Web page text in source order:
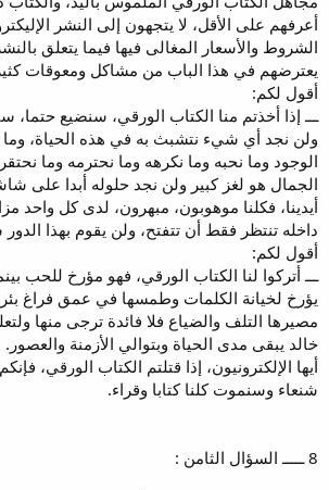
أعرفهم على الأقل، لا يتجهون إلى النشر
الشروط والأسعار المغالى فيها فيما يتعلق
يعترضهم في هذا الباب من مشاكل ومعوقات
أقول لكم:
ـــ إذا أخذتم منا الكتاب الورقي، سنضيع
ولن نجد أي شيء نتشبث به في هذه الحياة، وما
الوجود وما نحبه وما نكرهه وما نحترمه وما
الجمال هو لغز كبير ولن نجد حلوله أبدا على
أيدينا، فكلنا موهوبون، مبهرون، لدى كل واحد
داخله تنتظر فقط أن تتفتح، ولن يقوم بهذا
أقول لكم:
ـــ أتركوا لنا الكتاب الورقي، فهو مؤرخ للحب
يؤرخ لخيانة الكلمات وطمسها في عمق فراغ بئر
مصيرها التلف والضياع فلا فائدة ترجى منها
خالد يبقى مدى الحياة وبتوالي الأزمنة والعصور.
أيها الإلكترونيون، إذا قتلتم الكتاب الورقي،
شنعاء وسنموت كلنا كتابا وقراء.
8 ـــــ السؤال الثامن :